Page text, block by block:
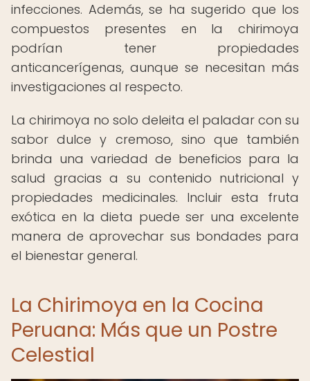
infecciones. Además, se ha sugerido que los
compuestos presentes en la chirimoya
podrían tener propiedades
anticancerígenas, aunque se necesitan más
investigaciones al respecto.
La chirimoya no solo deleita el paladar con su
sabor dulce y cremoso, sino que también
brinda una variedad de beneficios para la
salud gracias a su contenido nutricional y
propiedades medicinales. Incluir esta fruta
exótica en la dieta puede ser una excelente
manera de aprovechar sus bondades para
el bienestar general.
La Chirimoya en la Cocina
Peruana: Más que un Postre
Celestial